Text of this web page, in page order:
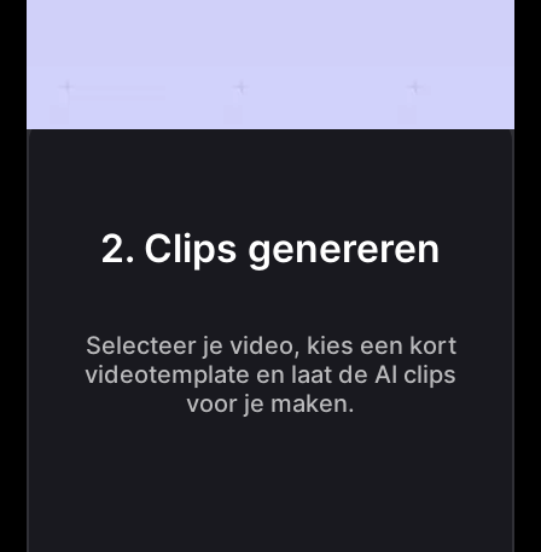
2. Clips genereren
Selecteer je video, kies een kort
videotemplate en laat de AI clips
voor je maken.